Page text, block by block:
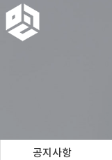
공지사항